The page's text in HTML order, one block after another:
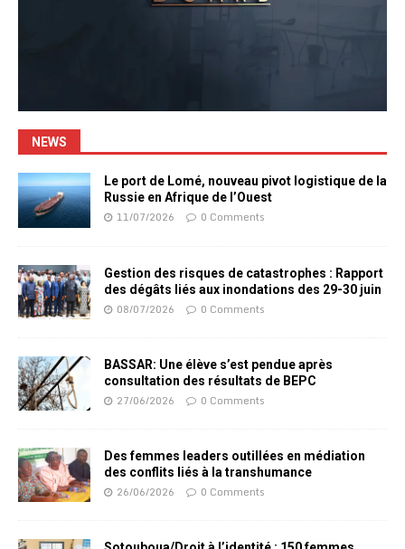
NEWS
Le port de Lomé, nouveau pivot logistique de la
Russie en Afrique de l’Ouest
11/07/2026 0 Comments
Gestion des risques de catastrophes : Rapport
des dégâts liés aux inondations des 29-30 juin
08/07/2026 0 Comments
BASSAR: Une élève s’est pendue après
consultation des résultats de BEPC
27/06/2026 0 Comments
Des femmes leaders outillées en médiation
des conflits liés à la transhumance
26/06/2026 0 Comments